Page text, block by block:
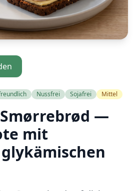
Nussfrei Sojafrei Mittel
—
mit